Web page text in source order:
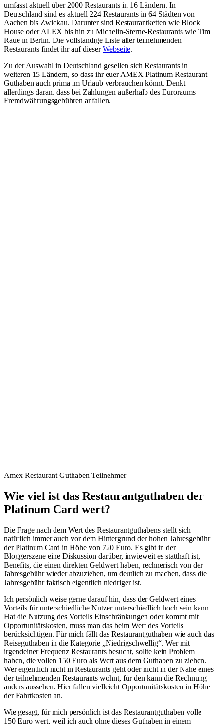
umfasst aktuell über 2000 Restaurants in 16 Ländern. In
Deutschland sind es aktuell 224 Restaurants in 64 Städten von
Aachen bis Zwickau. Darunter sind Restaurantketten wie Block
House oder ALEX bis hin zu Michelin-Sterne-Restaurants wie Tim
Raue in Berlin. Die vollständige Liste aller teilnehmenden
Restaurants findet ihr auf dieserWebseite.
Zu der Auswahl in Deutschland gesellen sich Restaurants in
weiteren 15 Ländern, so dass ihr euer AMEX Platinum Restaurant
Guthaben auch prima im Urlaub verbrauchen könnt. Denkt
allerdings daran, dass bei Zahlungen außerhalb des Euroraums
Fremdwährungsgebühren anfallen.
Amex Restaurant Guthaben Teilnehmer
Wie viel ist das Restaurantguthaben der
Platinum Card wert?
Die Frage nach dem Wert des Restaurantguthabens stellt sich
natürlich immer auch vor dem Hintergrund der hohen Jahresgebühr
der Platinum Card in Höhe von 720 Euro. Es gibt in der
Bloggerszene eine Diskussion darüber, inwieweit es statthaft ist,
Benefits, die einen direkten Geldwert haben, rechnerisch von der
Jahresgebühr wieder abzuziehen, um deutlich zu machen, dass die
Jahresgebühr faktisch eigentlich niedriger ist.
Ich persönlich weise gerne darauf hin, dass der Geldwert eines
Vorteils für unterschiedliche Nutzer unterschiedlich hoch sein kann.
Hat die Nutzung des Vorteils Einschränkungen oder kommt mit
Opportunitätskosten, muss man das beim Wert des Vorteils
berücksichtigen. Für mich fällt das Restaurantguthaben wie auch das
Reiseguthaben in die Kategorie „Niedrigschwellig“. Wer mit
irgendeiner Frequenz Restaurants besucht, sollte kein Problem
haben, die vollen 150 Euro als Wert aus dem Guthaben zu ziehen.
Wer eigentlich nicht in Restaurants geht oder nicht in der Nähe eines
der teilnehmenden Restaurants wohnt, für den kann die Rechnung
anders aussehen. Hier fallen vielleicht Opportunitätskosten in Höhe
der Fahrtkosten an.
Wie gesagt, für mich persönlich ist das Restaurantguthaben volle
150 Euro wert, weil ich auch ohne dieses Guthaben in einem